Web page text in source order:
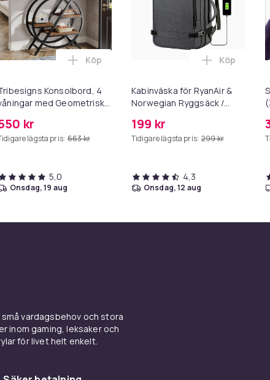
50x138 cm Black i varukorgen
Snabbladdare USB-C PD 3.0. 20W Strömadapter + Kabel
Konsolbord, 4
med Geometrisk
Sidobord,
kr
lägsta pris: 663 kr
Lägg till Tribesigns Konsolbord, 4
Köp
5,0
onsdag, 19 aug
Kabinväska för RyanAir &
Norwegian Ryggsäck /
flyg - 1-Pack
199 kr
Tidigare lägsta pris: 299 kr
Lägg till
Köp
4,3
onsdag, 12 aug
vardagsbehov och stora
inom gaming, leksaker och
för livet helt enkelt.